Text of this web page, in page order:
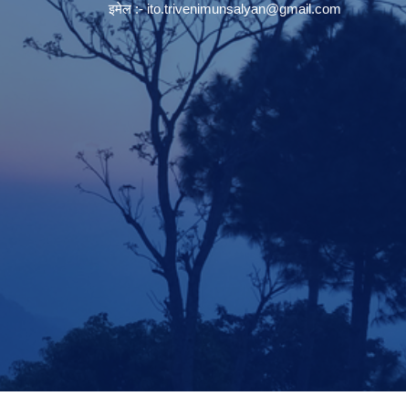
इमेल :-ito.trivenimunsalyan@gmail.com